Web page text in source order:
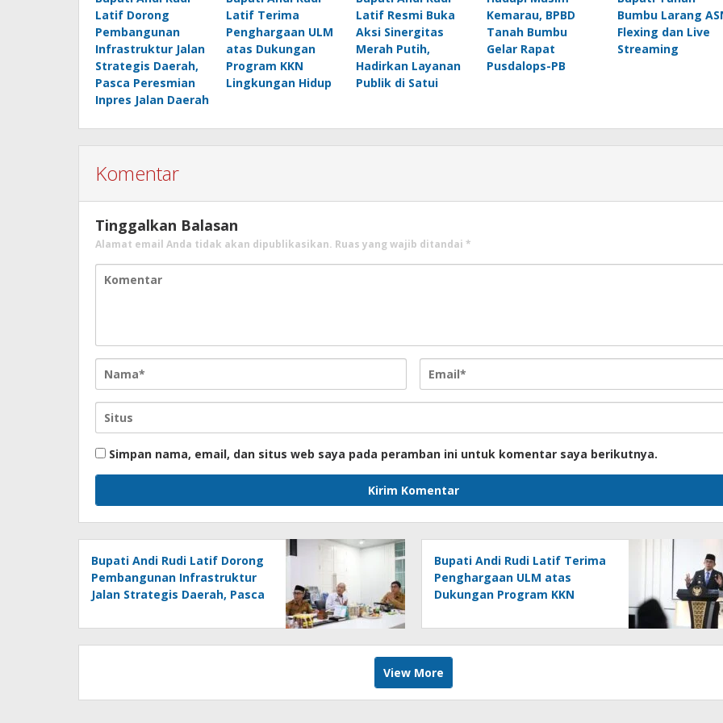
Latif Dorong
Pembangunan
Infrastruktur Jalan
Strategis Daerah,
Pasca Peresmian
Inpres Jalan Daerah
Latif Terima
Penghargaan ULM
atas Dukungan
Program KKN
Lingkungan Hidup
Latif Resmi Buka
Aksi Sinergitas
Merah Putih,
Hadirkan Layanan
Publik di Satui
Kemarau, BPBD
Tanah Bumbu
Gelar Rapat
Pusdalops-PB
Bumbu Larang
Flexing dan Live
Streaming
Komentar
Tinggalkan Balasan
Alamat email Anda tidak akan dipublikasikan. Ruas yang wajib ditandai *
Simpan nama, email, dan situs web saya pada peramban ini untuk komentar saya berikutnya.
Bupati Andi Rudi Latif Dorong
Pembangunan Infrastruktur
Jalan Strategis Daerah, Pasca
Daerah
Bupati Andi Rudi Latif Terima
Penghargaan ULM atas
Dukungan Program KKN
View More